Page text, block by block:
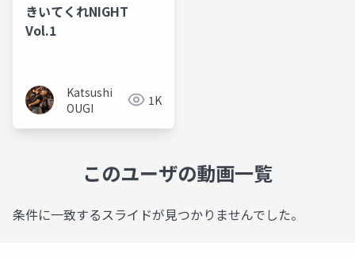
きいてくれNIGHT
Vol.1
Katsushi
OUGI
1K
このユーザの動画一覧
条件に一致するスライドが見つかりませんでした。